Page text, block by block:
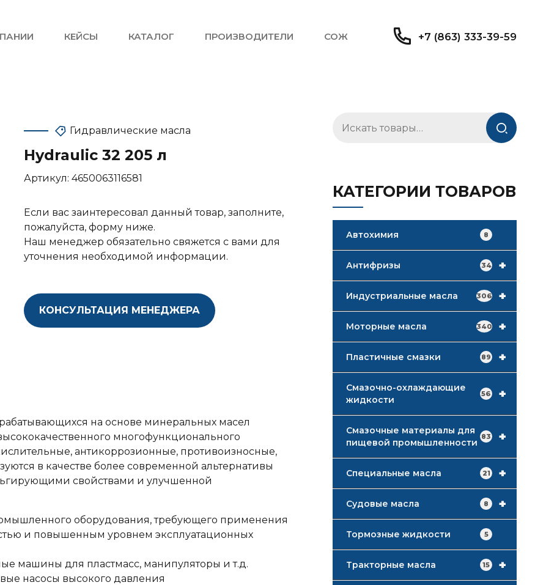
+7 (863) 333-39-59
КЕЙСЫ КАТАЛОГ ПРОИЗВОДИТЕЛИ СОЖ
Гидравлические масла
Hydraulic 32 205 л
Артикул: 4650063116581
Если вас заинтересовал данный товар, заполните,
пожалуйста, форму ниже.
Наш менеджер обязательно свяжется с вами для
уточнения необходимой информации.
КОНСУЛЬТАЦИЯ МЕНЕДЖЕРА
на основе минеральных масел
многофункционального
антикоррозионные, противоизносные,
в качестве более современной альтернативы
свойствами и улучшенной
оборудования, требующего применения
и повышенным уровнем эксплуатационных
машины для пластмасс, манипуляторы и т.д.
насосы высокого давления
КАТЕГОРИИ ТОВАРОВ
Автохимия 8
+
Антифризы 34
+
Индустриальные масла 306
+
Моторные масла 340
+
Пластичные смазки 89
+
Смазочно-охлаждающие
жидкости
56
+
Смазочные материалы для
пищевой промышленности
83
+
Специальные масла 21
+
Судовые масла 8
Тормозные жидкости 5
+
Тракторные масла 15